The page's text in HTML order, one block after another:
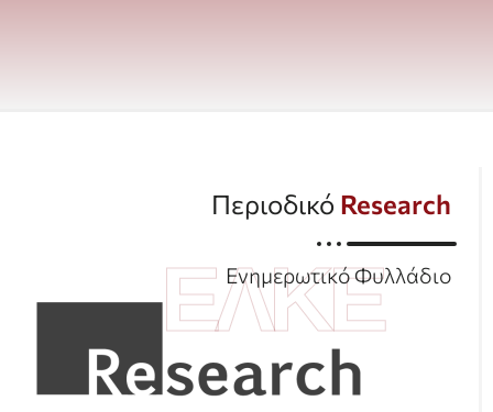
ΕΛΚΕ
Περιοδικό Research
Ενημερωτικό Φυλλάδιο